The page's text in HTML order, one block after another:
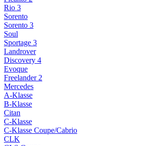
Rio 3
Sorento
Sorento 3
Soul
Sportage 3
Landrover
Discovery 4
Evoque
Freelander 2
Mercedes
A-Klasse
B-Klasse
Citan
C-Klasse
C-Klasse Coupe/Cabrio
CLK